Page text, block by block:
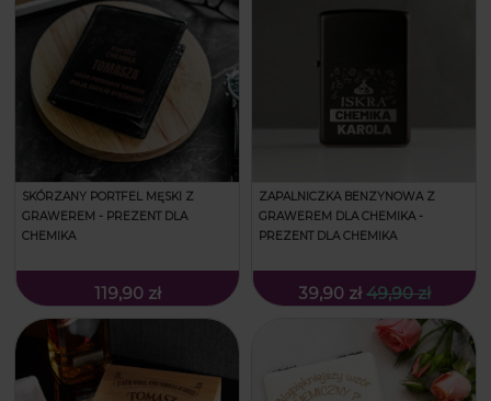
SKÓRZANY PORTFEL MĘSKI Z
GRAWEREM - PREZENT DLA
CHEMIKA
119,90 zł
ZAPALNICZKA BENZYNOWA Z
GRAWEREM DLA CHEMIKA -
PREZENT DLA CHEMIKA
39,90 zł 49,90 zł